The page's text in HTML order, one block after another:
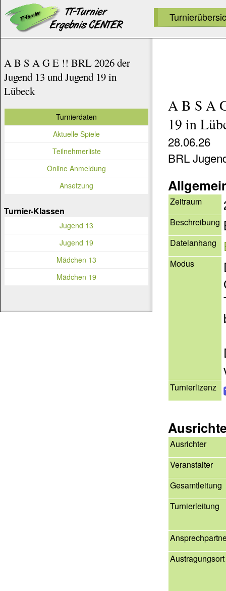
A B S A
19 in
28.06.26
BRL
Zeitraum
Beschreibung
Dateianhang
Modus
Turnierlizenz
Ausrichter
Veranstalter
Gesamtleitung
Turnierleitung
Austragungsort
A B S A G E !! BRL 2026 der
Jugend 13 und Jugend 19 in
Lübeck
Turnierdaten
Aktuelle Spiele
Teilnehmerliste
Online Anmeldung
Ansetzung
Turnier-Klassen
Jugend 13
Jugend 19
Mädchen 13
Mädchen 19